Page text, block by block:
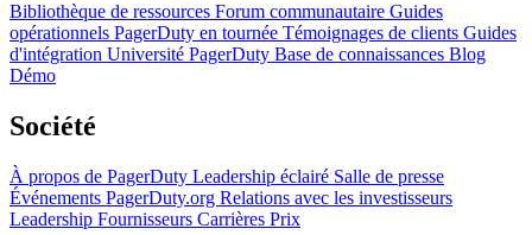
Bibliothèque de ressources Forum communautaire Guides
opérationnels PagerDuty en tournée Témoignages de clients Guides
d'intégration Université PagerDuty Base de connaissances Blog
Démo
Société
À propos de PagerDuty Leadership éclairé Salle de presse
Événements PagerDuty.org Relations avec les investisseurs
Leadership Fournisseurs Carrières Prix